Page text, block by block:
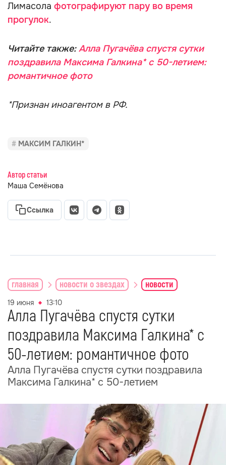
Лимасола фотографируют пару во время
прогулок.
Читайте также:Алла Пугачёва спустя сутки
поздравила Максима Галкина* с 50-летием:
романтичное фото
*Признан иноагентом в РФ.
МАКСИМ ГАЛКИН*
Автор статьи
Маша Семёнова
Ссылка
главная новости о звездах новости
19 июня 13:10
Алла Пугачёва спустя сутки
поздравила Максима Галкина* с
50-летием: романтичное фото
Алла Пугачёва спустя сутки поздравила
Максима Галкина* с 50-летием